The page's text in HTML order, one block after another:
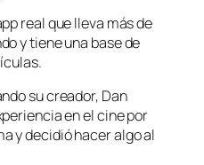
real que lleva más de
y tiene una base de
su creador, Dan
en el cine por
y decidió hacer algo al